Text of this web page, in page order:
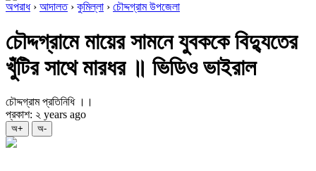
অপরাধ› আদালত› কুমিল্লা › চৌদ্দগ্রাম উপজেলা
চৌদ্দগ্রামে মায়ের সামনে যুবককে বিদ্যুতের
খুঁটির সাথে মারধর ॥ ভিডিও ভাইরাল
চৌদ্দগ্রাম প্রতিনিধি ।।
প্রকাশ: ২ years ago
অ+ অ-